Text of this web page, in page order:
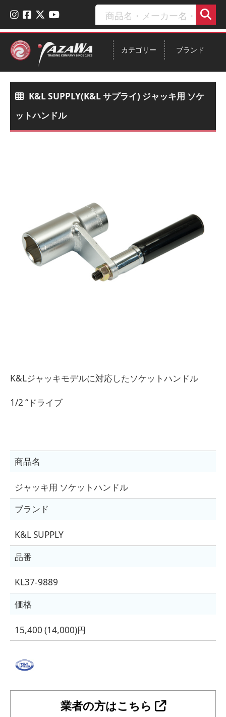
ブランド
カテゴリー
K&L SUPPLY(K&L サプライ) ジャッキ用 ソケ
ットハンドル
K&Lジャッキモデルに対応したソケットハンドル
1/2 “ドライブ
商品名
ジャッキ用 ソケットハンドル
ブランド
K&L SUPPLY
品番
KL37-9889
価格
15,400 (14,000)円
業者の方はこちら